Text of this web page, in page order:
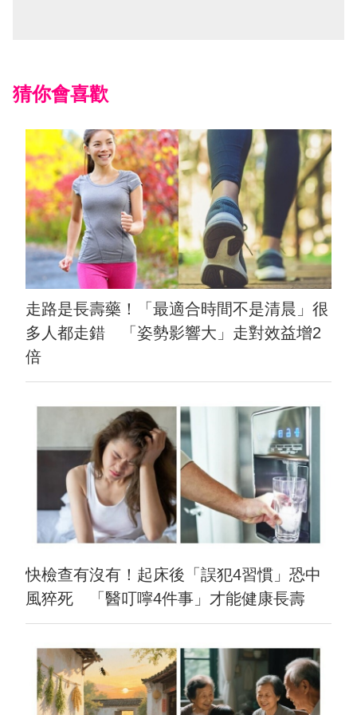
猜你會喜歡
走路是長壽藥！「最適合時間不是清晨」很
多人都走錯 「姿勢影響大」走對效益增2
倍
快檢查有沒有！起床後「誤犯4習慣」恐中
風猝死 「醫叮嚀4件事」才能健康長壽